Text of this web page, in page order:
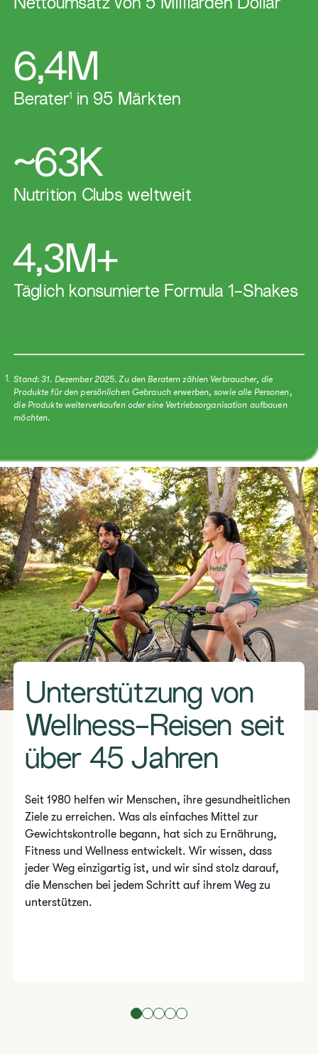
Nettoumsatz von 5 Milliarden Dollar
6,4M
Berater1 in 95 Märkten
~63K
​​Nutrition Clubs weltweit
4,3M+
Täglich konsumierte Formula 1-Shakes
1. Stand: 31. Dezember 2025. Zu den Beratern zählen Verbraucher, die
Produkte für den persönlichen Gebrauch erwerben, sowie alle Personen,
die Produkte weiterverkaufen oder eine Vertriebsorganisation aufbauen
möchten.
Unterstützung von
Wellness-Reisen seit
über 45 Jahren
Seit 1980 helfen wir Menschen, ihre gesundheitlichen
Ziele zu erreichen. Was als einfaches Mittel zur
Gewichtskontrolle begann, hat sich zu Ernährung,
Fitness und Wellness entwickelt. Wir wissen, dass
jeder Weg einzigartig ist, und wir sind stolz darauf,
die Menschen bei jedem Schritt auf ihrem Weg zu
unterstützen.